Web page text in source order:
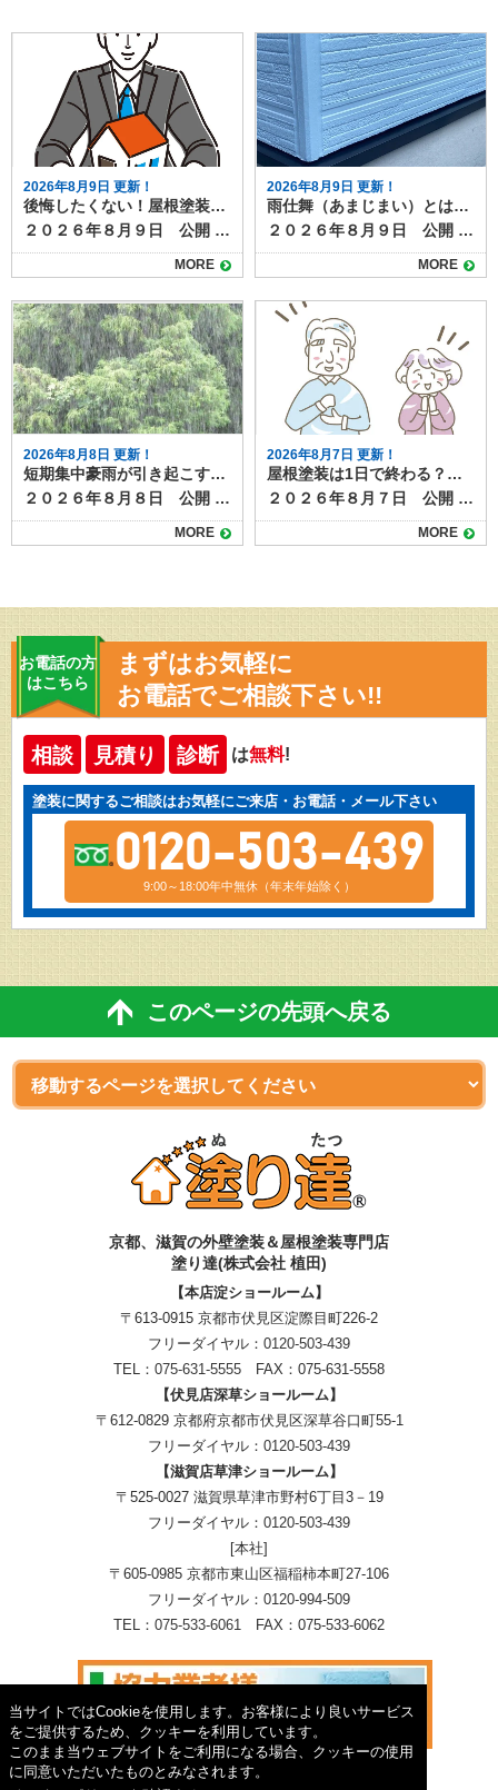
当サイトではCookieを使用します。お客様により良いサービス
をご提供するため、クッキーを利用しています。
このまま当ウェブサイトをご利用になる場合、クッキーの使用
に同意いただいたものとみなされます。
2026年8月9日 更新！
後悔したくない！屋根塗装の業者選びでありがちな失敗例と対策
２０２６年８月９日 公開 屋根塗装は高額な工事になることも多く、業者選びはとても重要です。 しかし、「しっかり調べたつもりだったのに…」「見積もりが安かったから決めたけど…」と、後悔してしまうケースも少なくありません。 今回は、屋根塗装の業者選びでよくある失敗例と、そうならないための対策についてご紹介します。 目次よくある失敗例①：金額だけで決めてしまったよくある失敗例②：実績や評判を確認しなかったよくある失敗例③：急かされ、よくわからないまま契約したよくある失敗例④：保証内容を確認していなかった納得の屋根塗装工事は、信頼できる業者選びから！ よくある失敗例①：金額だけで決めてしまった 「他社より10万円以上安かったから決めた」というように、費用だけで業者を選ぶと、必要な工程を省略されたり、品質の低い塗料が使われたりするケースがあります。 金額は大切な判断材料ですが、安さだけに飛びつくのはリスクも伴います。 ＜対策＞ 見積もりの内容を細かく確認し、価格だけでなく施工内容や保証、使用塗料などを比較しましょう。 2〜3社以上から相見積もりを取ることがおすすめです。 よくある失敗例②：実績や評判を確認しなかった 「近所で工事していると営業に来たから」「チラシを見たから」と、業者の実績や評判を調べずにとびついて契約してしまうと、後から「こんなはずじゃなかった」と感じることも。 施工後のトラブル対応が不十分だった、保証がなかったなどの声もよく聞かれます。 ＜対策＞ 施工事例や口コミ、Googleレビューなどを確認し、実績のある業者かどうかをチェックしましょう。ホームページやSNSでの発信も判断材料になります。近くで工事している業者の場合は、実際に施工した方に話をきくのも◎ よくある失敗例③：急かされ、よくわからないまま契約した 「今日契約すれば〇万円引きますよ！」というセールストークに流されたり、「とりあえず契約だけ！」「工事の日を押えるためにまずは契約を！」など、十分に検討できないまま契約してしまうケースもあります。 焦って決めてしまうと、確認が不十分になり、後悔につながる可能性が高まります。 ＜対策＞ 急かされても一度冷静になり、家族や第三者に相談する時間を確保しましょう。「その場で決めない」ことを意識すると失敗が防げます。 よくある失敗例④：保証内容を確認していなかった 施工後すぐに塗膜が剥がれたり、不具合が発生したときに「保証がなかった」「問い合わせても対応してくれない」といった問題が発覚することもあります。中には数年で施工店自体がなくなってしまっていることも。 耐久年数が１０年以上ある塗料の場合、お付き合いも長くなります。誠実な業者を選ぶのは、保証があるかどうかと並んで重要です。 ＜対策＞ 契約前に保証内容をしっかり確認し、口頭ではなく書面で取り交わしておくことが大切です。施工後のアフターフォロー体制も合わせて確認しましょう。 納得の屋根塗装工事は、信頼できる業者選びから！ 屋根塗装の失敗を防ぐためには、「価格」「実績」「口コミ」「保証内容」の4つをしっかりチェックすることがポイントです。 特に屋根塗装は見えにくい部分の工事となるため、信頼できる業者を選ぶことが何よりも大切です。地元で長年の実績がある専門業者であれば、地域の気候や建物の特徴を熟知しているため安心感もあります。 初めての屋根塗装でも、少しの注意と準備で失敗は防げます。焦らず、情報を集めて納得のいく業者選びを心がけましょう。 屋根塗装の事なら塗り達までお気軽にご相談ください！
MORE
2026年8月9日 更新！
雨仕舞（あまじまい）とは？建物を雨水から守る重要な仕組み
２０２６年８月９日 公開 この記事では雨仕舞（あまじまい）について解説しています。 建物を長く快適に使うために欠かせないのが「雨仕舞（あまじまい）」です。普段の生活ではあまり耳にしない言葉ですが、屋根や外壁の性能を左右する重要な考え方です。 本記事では、雨仕舞の意味や役割、施工時のポイントをわかりやすく解説します。 目次雨仕舞の意味と役割雨仕舞が不十分だと起こる問題具体的な雨仕舞の例屋根の重なり水切り金物シーリング材笠木・役物まとめ 雨仕舞の意味と役割 雨仕舞とは、雨水を建物内部に浸入させないための工夫や仕組みを指します。 建築における防水対策の一種で、単純に「水を止める」のではなく、雨水を効率的に流し、逃がすことを目的としています。 たとえば、屋根の勾配や瓦の重なり、外壁のサッシ周りのシーリングなどはすべて雨仕舞の一部です。仮に外壁塗装で塗膜をきれいに仕上げても、雨仕舞が不十分だと雨漏りにつながってしまいます。 雨仕舞が不十分だと起こる問題 雨仕舞が適切でないと、雨漏りなどのリスクが増し、次のような不具合が発生しやすくなります。 屋根や外壁からの雨漏り 下地木材の腐食 断熱材や室内仕上げ材の劣化 カビやシミの発生 これらは建物の寿命を縮めるだけでなく、修繕費用も高額になるリスクがあります。 具体的な雨仕舞の例 雨仕舞は住宅の様々な場所で工夫を凝らして施工されており、それぞれが雨漏りを防ぐ役割を果たしています。 屋根の重なり 瓦やスレートを重ねて配置し、水を下方向に流すように葺かれています。 水切り金物 外壁の下端やサッシ下に取り付け、雨水を外へ逃がす。 シーリング材 窓枠や外壁材の隙間を埋め、雨水の侵入を防ぐぎます。 笠木・役物 ベランダや手すり上部に取り付け、上からの雨水を防御します。 まとめ 雨仕舞は、外壁塗装や屋根工事、防水工事と深く関わる重要な要素です。 単に「水を防ぐ」のではなく、「水を逃がす」設計が建物を長持ちさせる鍵になります。外壁塗装や屋根リフォームを検討する際は、仕上がりの美観だけでなく、雨仕舞の観点からも施工店に相談すると安心です。 外壁塗装や屋根塗装と一緒に雨仕舞のメンテナンスも可能です。塗り達までお気軽にご連絡下さい。
MORE
2026年8月8日 更新！
短期集中豪雨が引き起こす雨漏りリスクと劣化症状
２０２６年８月８日 公開 近年、夏場を中心にゲリラ豪雨や短期集中豪雨が増加しています。突然の強い雨は、普段は問題のない屋根や外壁でも、雨漏りを引き起こすきっかけになることがあります。 ここでは、豪雨による雨漏りの仕組みと、事前にチェックすべき劣化症状、そして台風との違いや被害パターンについて解説します。 目次豪雨が雨漏りを悪化させる理由台風と豪雨の違いと被害パターン雨漏りを招く劣化症状屋根材のひび割れや欠け棟板金や金属部分の浮き外壁のクラック（ひび）シーリング（コーキング）の剥がれや硬化屋上やベランダ防水層の劣化豪雨後にチェックすべきサイン集中豪雨の季節が来る前にお家の点検を 豪雨が雨漏りを悪化させる理由 短時間に大量の雨が降ると、通常の排水機能では処理しきれず長時間同じ場所に水がとどまるため、屋根や外壁の隙間から水が侵入しやすくなります。 さらに、風を伴う豪雨では雨水が横から吹き込み、普段は濡れない箇所にまで到達することもあります。その結果、軽微なひび割れやコーキングの劣化が一気に雨漏りへと発展する可能性が高まります。 台風と豪雨の違いと被害パターン 台風は長時間にわたり強い風雨が続くため、屋根材の飛散や外壁材の破損など、構造的な被害が出やすい傾向があります。 一方、短期集中豪雨は局地的かつ短時間で大量の雨を降らせるため、排水不良や小さな隙間からの水の侵入が主な原因になります。 つまり、台風は「風＋雨」で大きな破損をもたらし、豪雨は「水量」によって既存の弱点を突くのが特徴です。 雨漏りを招く劣化症状 豪雨時に雨漏りが発生しやすいのは、以下のような劣化症状が見られます。ゲリラ豪雨や台風時期が到来する前に今一度確認しましょう。 屋根材のひび割れや欠け 瓦やスレートの割れ目から水が浸入し、下地を傷めます。 棟板金や金属部分の浮き 風雨の影響で金属部が浮き上がり、雨水が入り込む経路になります。 外壁のクラック（ひび） 0.3mm程度の細いひびでも、豪雨時には水が勢いよく侵入します。 シーリング（コーキング）の剥がれや硬化 窓枠や外壁のつなぎ目の防水材が劣化すると、隙間から水が入りやすくなります。 屋上やベランダ防水層の劣化 防水層のひびや剥がれは、豪雨で一気に雨漏りを悪化させます。 豪雨後にチェックすべきサイン 短期集中豪雨の後、以下のような症状が見られる場合は、すでに雨水が内部に侵入し雨漏りが進行している可能性があります。 天井や壁のシミ クロスや壁紙の浮き・剥がれ 室内のカビ臭 屋根裏の湿気や濡れ跡 雨漏りは勝手に直ることはありません。放置すると、木材の腐食や断熱材の劣化が進行し、お家の耐久性に影響が出たり、腐食部材の修理費が高額になったりと、お家にとって多くのデメリットとリスクがあります。 集中豪雨の季節が来る前にお家の点検を 短期集中豪雨は、わずかな劣化でも雨漏りを引き起こす危険性があります。台風のような大規模被害とは違い、小さな不具合を突く形で被害が広がるため、日頃の点検が欠かせません。屋根や外壁、シーリング、防水層の状態を定期的に確認し、早めの補修で豪雨被害を防ぎましょう。 塗り達では、雨漏り点検のほか、外壁や屋根の劣化診断・補修施工提案など随時承っています。 豪雨や台風の季節の前に一度お家の健康診断をしませんか？ご相談は下記よりお気軽にどうぞ
MORE
2026年8月7日 更新！
屋根塗装は1日で終わる？工事期間と注意点
２０２６年８月７日 公開 屋根塗装の工事について、「作業は何日かかるのか」「1日で終わるのか」が気になる方も多いでしょう。 たしかに工事期間が短ければうれしいかもしれませんが、きちんと施工できていなければ意味がありませんよね。 結論から言うと、屋根塗装をしっかりと行う場合、1日で完了することはほとんどありません。ここでは、屋根塗装の一般的な工程と日数、1日で終わらせる場合の条件や注意点を解説します。 目次屋根塗装の一般的な工期足場組立高圧洗浄下地処理・補修下塗り中塗り・上塗り仕上げ・点検・足場解体1日で終わる場合の条件無理に1日で終わらせるリスク塗膜の耐久性低下仕上がりのムラ屋根塗装は正しい施工で高品質メンテナンスになります 屋根塗装の一般的な工期 屋根塗装は下地処理から仕上げまで複数工程があり、通常は５〜7日程度かかります。工程は以下の通りです。 足場組立 屋根塗装は高所作業のため、必ず足場を組みます。足場組みは半日～１日で完了します。 高圧洗浄 屋根表面の汚れやコケ、古い塗膜を水圧で洗い落とします。洗浄後はしっかり乾燥させる必要があり、この時点で1日かかります。 下地処理・補修 ひび割れ補修や板金部分のケレン作業など、塗装前の準備を行います。屋根の大きさや劣化の程度によって作業量が異なりますか、およそ半日～１日かけて行います。 下塗り 塗料の密着性を高めるための下塗りを行います。乾燥時間は数時間〜1日必要です。 中塗り・上塗り 色付けと耐久性を高めるため、同じ塗料を2回塗り重ねます。塗り重ねの間にも乾燥時間を取ります。中塗り・上塗りともにしっかり乾燥時間を設けるので、最低でも２日以上はかかります。 仕上げ・点検・足場解体 塗り残しやムラのチェック、清掃などを行って完了です。 1日で終わる場合の条件 前項で見てきたように、屋根塗装の一般的な工程をすべて踏むとすると、１日で作業が終わることはありません。 部分補修のみなど特殊な条件の塗装であれば、1日で作業が終わるケースもあります。 ただし、これらはあくまで例外であり、耐久性や美観を長く保ちたい場合には不向きです。 無理に1日で終わらせるリスク 屋根塗装を早く終わらせたい！と無理やり１日で終わらせると次のようなリスク・デメリットがあります。 塗膜の耐久性低下 乾燥時間を十分に取らないと塗料の性能が発揮できず、剥がれやすくなります。グレードの高い塗料であれば耐久年数は２０年にもなりますが、施工不良によってわずか数年ではがれてきてしまうというケースも。 仕上がりのムラ 急いで塗ることで塗りムラや厚み不足が起こりやすくなります。厚み不足は塗膜が均一でない証拠なので、部分的に早く劣化したり、美観性が損なわれたりする原因になります。 屋根塗装は正しい施工で高品質メンテナンスになります 屋根塗装は品質を守るために、基本的には数日かけて行うのが理想です。1日で終わらせることは可能な場合もありますが、その多くは部分塗装や応急処置に限られます。長持ちする塗装を求めるなら、日数に余裕を持ち、しっかりと工程を踏む業者を選びましょう。 塗り達では、各工程を写真におさめ、正しい施工を遵守しています。高品質な屋根塗装なら塗り達にお任せください！
MORE
お電話の方
はこちら
まずはお気軽に
お電話でご相談下さい!!
相談 見積り 診断 は無料!
塗装に関するご相談はお気軽にご来店・お電話・メール下さい
0120-503-439
9:00～18:00年中無休（年末年始除く）
このページの先頭へ戻る
京都、滋賀の外壁塗装＆屋根塗装専門店
塗り達(株式会社 植田)
【本店淀ショールーム】
〒613-0915 京都市伏見区淀際目町226-2
フリーダイヤル： 0120-503-439
TEL： 075-631-5555 FAX：075-631-5558
【伏見店深草ショールーム】
〒612-0829 京都府京都市伏見区深草谷口町55-1
フリーダイヤル： 0120-503-439
【滋賀店草津ショールーム】
〒525-0027 滋賀県草津市野村6丁目3－19
フリーダイヤル： 0120-503-439
[本社]
〒605-0985 京都市東山区福稲柿本町27-106
フリーダイヤル： 0120-994-509
TEL： 075-533-6061 FAX：075-533-6062